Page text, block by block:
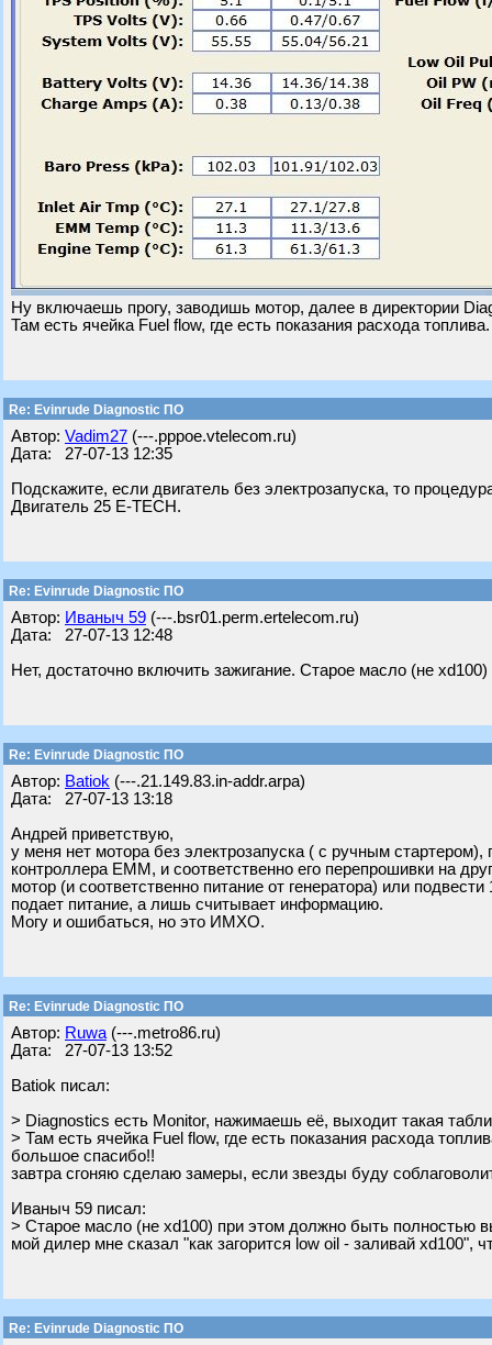
Ну включаешь прогу, заводишь мотор, далее в директории
Там есть ячейка Fuel flow, где есть показания расхода топлива.
Re: Evinrude Diagnostic ПО
Автор: Vadim27 (---.pppoe.vtelecom.ru)
Дата: 27-07-13 12:35
Подскажите, если двигатель без электрозапуска, то
Двигатель 25 E-TECH.
Re: Evinrude Diagnostic ПО
Автор: Ивaныч 59 (---.bsr01.perm.ertelecom.ru)
Дата: 27-07-13 12:48
Нет, достаточно включить зажигание. Старое масло (не
Re: Evinrude Diagnostic ПО
Автор: Batiok (---.21.149.83.in-addr.arpa)
Дата: 27-07-13 13:18
Андрей приветствую,
у меня нет мотора без электрозапуска ( с ручным
контроллера ЕММ, и соответственно его перепрошивки на
мотор (и соответственно питание от генератора) или
подает питание, а лишь считывает информацию.
Могу и ошибаться, но это ИМХО.
Re: Evinrude Diagnostic ПО
Автор: Ruwa (---.metro86.ru)
Дата: 27-07-13 13:52
Batiok писал:
> Diagnostics есть Monitor, нажимаешь её, выходит такая
> Там есть ячейка Fuel flow, где есть показания расхода
большое спасибо!!
завтра сгоняю сделаю замеры, если звезды буду
Ивaныч 59 писал:
> Старое масло (не xd100) при этом должно быть полностью
мой дилер мне сказал "как загорится low oil - заливай xd100",
Re: Evinrude Diagnostic ПО